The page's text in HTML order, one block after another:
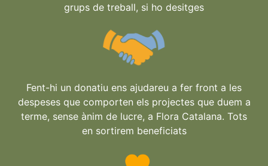
grups de treball, si ho desitges
Fent-hi un donatiu ens ajudareu a fer front a les
despeses que comporten els projectes que duem a
terme, sense ànim de lucre, a Flora Catalana. Tots
en sortirem beneficiats